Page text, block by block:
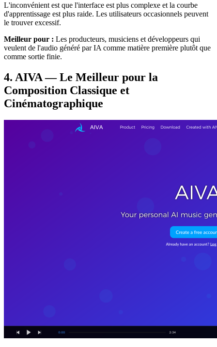
L'inconvénient est que l'interface est plus complexe et la courbe
d'apprentissage est plus raide. Les utilisateurs occasionnels peuvent
le trouver excessif.
Meilleur pour : Les producteurs, musiciens et développeurs qui
veulent de l'audio généré par IA comme matière première plutôt que
comme sortie finie.
4. AIVA — Le Meilleur pour la
Composition Classique et
Cinématographique